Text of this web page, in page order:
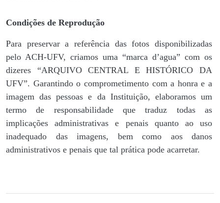
Condições de Reprodução
Para preservar a referência das fotos disponibilizadas
pelo ACH-UFV, criamos uma “marca d’agua” com os
dizeres “ARQUIVO CENTRAL E HISTÓRICO DA
UFV”. Garantindo o comprometimento com a honra e a
imagem das pessoas e da Instituição, elaboramos um
termo de responsabilidade que traduz todas as
implicações administrativas e penais quanto ao uso
inadequado das imagens, bem como aos danos
administrativos e penais que tal prática pode acarretar.